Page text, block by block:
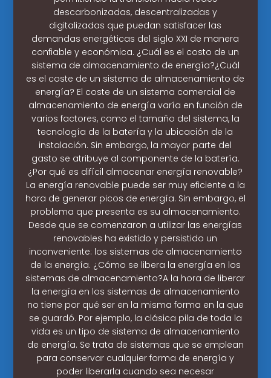
descarbonizadas, descentralizadas y
digitalizadas que puedan satisfacer las
demandas energéticas del siglo XXI de manera
confiable y económica. ¿Cuál es el costo de un
sistema de almacenamiento de energía?¿Cuál
es el coste de un sistema de almacenamiento de
energía? El coste de un sistema comercial de
almacenamiento de energía varía en función de
varios factores, como el tamaño del sistema, la
tecnología de la batería y la ubicación de la
instalación. Sin embargo, la mayor parte del
gasto se atribuye al componente de la batería.
¿Por qué es difícil almacenar energía renovable?
La energía renovable puede ser muy eficiente a la
hora de generar picos de energía. Sin embargo, el
problema que presenta es su almacenamiento.
Desde que se comenzaron a utilizar las energías
renovables ha existido y persistido un
inconveniente: los sistemas de almacenamiento
de la energía. ¿Cómo se libera la energía en los
sistemas de almacenamiento?A la hora de liberar
la energía en los sistemas de almacenamiento
no tiene por qué ser en la misma forma en la que
se guardó. Por ejemplo, la clásica pila de toda la
vida es un tipo de sistema de almacenamiento
de energía. Se trata de sistemas que se emplean
para conservar cualquier forma de energía y
poder liberarla cuando sea necesar